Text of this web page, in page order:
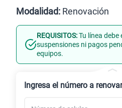
512GB
Modalidad: Renovación
Línea Nueva
REQUISITOS:Tu línea debe
suspensiones ni pagos
equipos.
Ingresa el número a renovar